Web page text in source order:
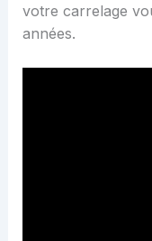
votre carrelage
années.